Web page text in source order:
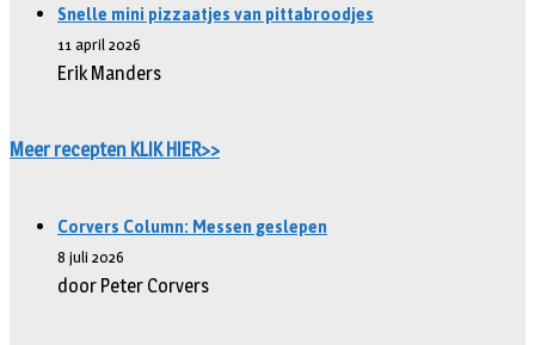
Snelle mini pizzaatjes van pittabroodjes
11 april 2026
Erik Manders
Meer recepten KLIK HIER>>
Corvers Column: Messen geslepen
8 juli 2026
door Peter Corvers